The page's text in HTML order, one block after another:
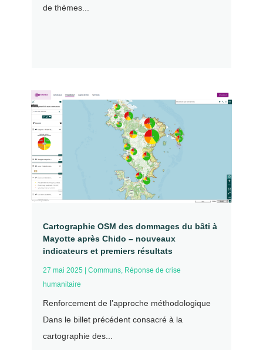
de thèmes...
Cartographie OSM des dommages du bâti à
Mayotte après Chido – nouveaux
indicateurs et premiers résultats
27 mai 2025 Communs, Réponse de crise
humanitaire
Renforcement de l’approche méthodologique
Dans le billet précédent consacré à la
cartographie des...